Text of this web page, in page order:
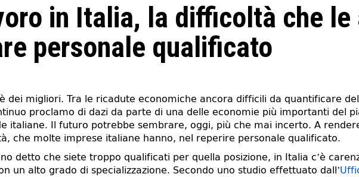
in Italia, la difficoltà che le
personale qualificato
dei migliori. Tra le ricadute economiche ancora difficili da quantificare
proclamo di dazi da parte di una delle economie più importanti del
italiane. Il futuro potrebbe sembrare, oggi, più che mai incerto. A
che molte imprese italiane hanno, nel reperire personale qualificato.
detto che siete troppo qualificati per quella posizione, in Italia c’è
un alto grado di specializzazione. Secondo uno studio effettuato dall’